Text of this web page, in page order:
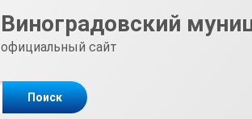
Виноградовский
официальный сайт